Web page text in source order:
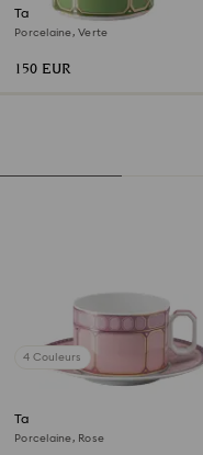
Tasse avec couvercle Signum
Porcelaine, Verte
150 EUR
4 Couleurs
Tasse avec soucoupe Signum
Porcelaine, Rose